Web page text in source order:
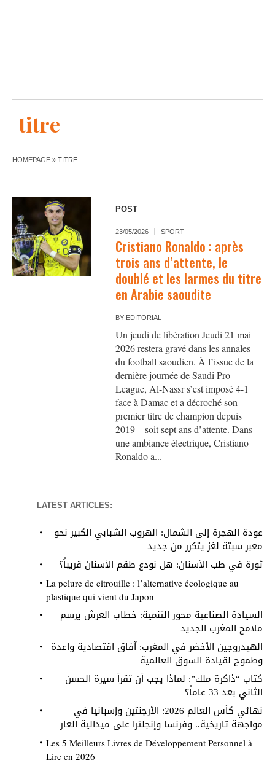
titre
HOMEPAGE » TITRE
POST
23/05/2026 SPORT
Cristiano Ronaldo : après
trois ans d’attente, le
doublé et les larmes du titre
en Arabie saoudite
BY EDITORIAL
Un jeudi de libération Jeudi 21 mai
2026 restera gravé dans les annales
du football saoudien. À l’issue de la
dernière journée de Saudi Pro
League, Al-Nassr s’est imposé 4-1
face à Damac et a décroché son
premier titre de champion depuis
2019 – soit sept ans d’attente. Dans
une ambiance électrique, Cristiano
Ronaldo a...
LATEST ARTICLES:
عودة الهجرة إلى الشمال: الهروب الشبابي الكبير نحو
معبر سبتة لغز يتكرر من جديد
ثورة في طب الأسنان: هل نودع طقم الأسنان قريباً؟
La pelure de citrouille : l’alternative écologique au
plastique qui vient du Japon
السيادة الصناعية محور التنمية: خطاب العرش يرسم
ملامح المغرب الجديد
الهيدروجين الأخضر في المغرب: آفاق اقتصادية واعدة
وطموح لقيادة السوق العالمية
كتاب “ذاكرة ملك”: لماذا يجب أن تقرأ سيرة الحسن
الثاني بعد 33 عاماً؟
نهائي كأس العالم 2026: الأرجنتين وإسبانيا في
مواجهة تاريخية.. وفرنسا وإنجلترا على ميدالية العار
Les 5 Meilleurs Livres de Développement Personnel à
Lire en 2026